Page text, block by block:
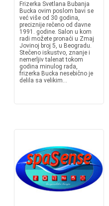
Frizerka Svetlana Bubanja
Bucka ovim poslom bavi se
već više od 30 godina,
preciznije rečeno od davne
1991. godine. Salon u kom
radi možete pronaći u Zmaj
Jovinoj broj 5, u Beogradu.
Stečeno iskustvo, znanje i
nemerljiv talenat tokom
godina minulog rada,
frizerka Bucka nesebično je
delila sa velikim...